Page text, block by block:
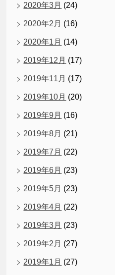
2020年3月 (24)
2020年2月 (16)
2020年1月 (14)
2019年12月 (17)
2019年11月 (17)
2019年10月 (20)
2019年9月 (16)
2019年8月 (21)
2019年7月 (22)
2019年6月 (23)
2019年5月 (23)
2019年4月 (22)
2019年3月 (23)
2019年2月 (27)
2019年1月 (27)